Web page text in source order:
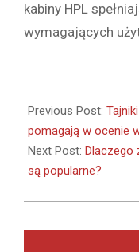
kabiny HPL
wymagających
04-
02
Previous Post:
pomagają w ocenie
Next Post: Dlaczego
są popularne?